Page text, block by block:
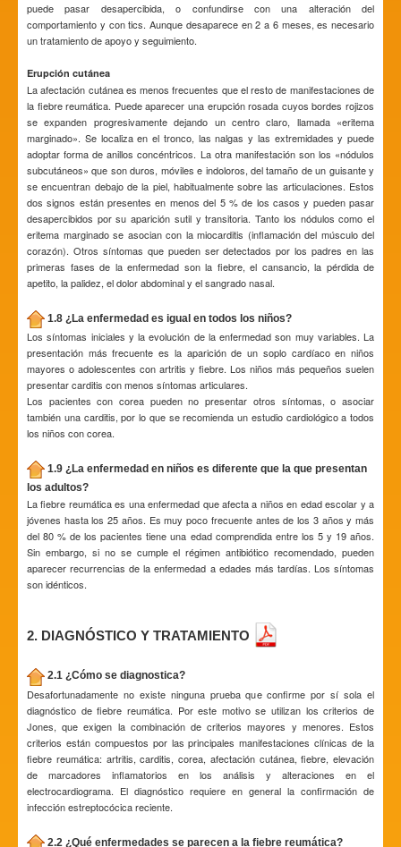
puede pasar desapercibida, o confundirse con una alteración del
comportamiento y con tics. Aunque desaparece en 2 a 6 meses, es necesario
un tratamiento de apoyo y seguimiento.
Erupción cutánea
La afectación cutánea es menos frecuentes que el resto de manifestaciones de
la fiebre reumática. Puede aparecer una erupción rosada cuyos bordes rojizos
se expanden progresivamente dejando un centro claro, llamada «eritema
marginado». Se localiza en el tronco, las nalgas y las extremidades y puede
adoptar forma de anillos concéntricos. La otra manifestación son los «nódulos
subcutáneos» que son duros, móviles e indoloros, del tamaño de un guisante y
se encuentran debajo de la piel, habitualmente sobre las articulaciones. Estos
dos signos están presentes en menos del 5 % de los casos y pueden pasar
desapercibidos por su aparición sutil y transitoria. Tanto los nódulos como el
eritema marginado se asocian con la miocarditis (inflamación del músculo del
corazón). Otros síntomas que pueden ser detectados por los padres en las
primeras fases de la enfermedad son la fiebre, el cansancio, la pérdida de
apetito, la palidez, el dolor abdominal y el sangrado nasal.
1.8 ¿La enfermedad es igual en todos los niños?
Los síntomas iniciales y la evolución de la enfermedad son muy variables. La
presentación más frecuente es la aparición de un soplo cardíaco en niños
mayores o adolescentes con artritis y fiebre. Los niños más pequeños suelen
presentar carditis con menos síntomas articulares.
Los pacientes con corea pueden no presentar otros síntomas, o asociar
también una carditis, por lo que se recomienda un estudio cardiológico a todos
los niños con corea.
1.9 ¿La enfermedad en niños es diferente que la que presentan
los adultos?
La fiebre reumática es una enfermedad que afecta a niños en edad escolar y a
jóvenes hasta los 25 años. Es muy poco frecuente antes de los 3 años y más
del 80 % de los pacientes tiene una edad comprendida entre los 5 y 19 años.
Sin embargo, si no se cumple el régimen antibiótico recomendado, pueden
aparecer recurrencias de la enfermedad a edades más tardías. Los síntomas
son idénticos.
2. DIAGNÓSTICO Y TRATAMIENTO
2.1 ¿Cómo se diagnostica?
Desafortunadamente no existe ninguna prueba que confirme por sí sola el
diagnóstico de fiebre reumática. Por este motivo se utilizan los criterios de
Jones, que exigen la combinación de criterios mayores y menores. Estos
criterios están compuestos por las principales manifestaciones clínicas de la
fiebre reumática: artritis, carditis, corea, afectación cutánea, fiebre, elevación
de marcadores inflamatorios en los análisis y alteraciones en el
electrocardiograma. El diagnóstico requiere en general la confirmación de
infección estreptocócica reciente.
2.2 ¿Qué enfermedades se parecen a la fiebre reumática?